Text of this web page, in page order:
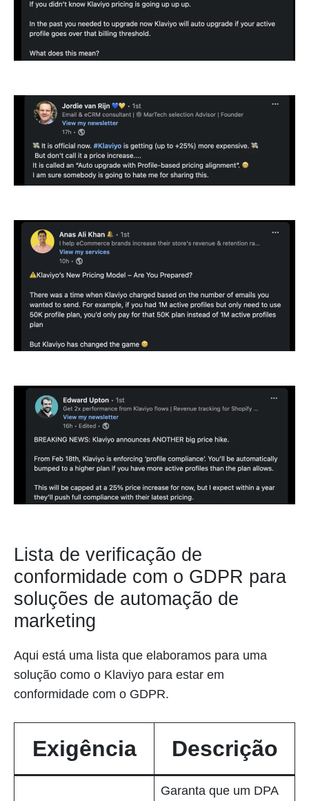
Lista de verificação de
conformidade com o GDPR para
soluções de automação de
marketing
Aqui está uma lista que elaboramos para uma
solução como o Klaviyo para estar em
conformidade com o GDPR.
Exigência Descrição
Garanta que um DPA